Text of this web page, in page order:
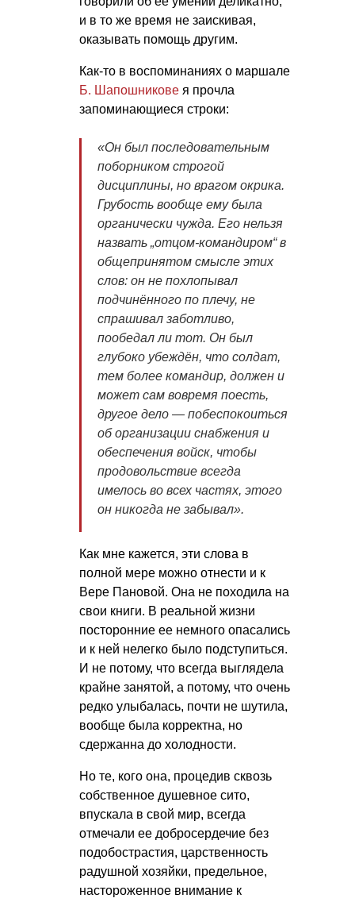
и в то же время не заискивая,
оказывать помощь другим.
Как-то в воспоминаниях о маршале
Б. Шапошникове я прочла
запоминающиеся строки:
«Он был последовательным
поборником строгой
дисциплины, но врагом окрика.
Грубость вообще ему была
органически чужда. Его нельзя
назвать „отцом-командиром“ в
общепринятом смысле этих
слов: он не похлопывал
подчинённого по плечу, не
спрашивал заботливо,
пообедал ли тот. Он был
глубоко убеждён, что солдат,
тем более командир, должен и
может сам вовремя поесть,
другое дело — побеспокоиться
об организации снабжения и
обеспечения войск, чтобы
продовольствие всегда
имелось во всех частях, этого
он никогда не забывал».
Как мне кажется, эти слова в
полной мере можно отнести и к
Вере Пановой. Она не походила на
свои книги. В реальной жизни
посторонние ее немного опасались
и к ней нелегко было подступиться.
И не потому, что всегда выглядела
крайне занятой, а потому, что очень
редко улыбалась, почти не шутила,
вообще была корректна, но
сдержанна до холодности.
Но те, кого она, процедив сквозь
собственное душевное сито,
впускала в свой мир, всегда
отмечали ее добросердечие без
подобострастия, царственность
радушной хозяйки, предельное,
настороженное внимание к